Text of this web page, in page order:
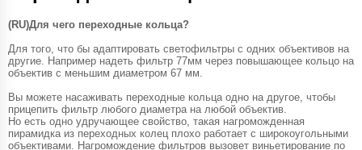
(RU)Для чего переходные кольца?
Для того, что бы адаптировать светофильтры с одних объективов на
другие. Например надеть фильтр 77мм через повышающее кольцо на
объектив с меньшим диаметром 67 мм.
Вы можете насаживать переходные кольца одно на другое, чтобы
прицепить фильтр любого диаметра на любой объектив.
Но есть одно удручающее свойство, такая нагроможденная
пирамидка из переходных колец плохо работает с широкоугольными
объективами. Нагромождение фильтров вызовет виньетирование по